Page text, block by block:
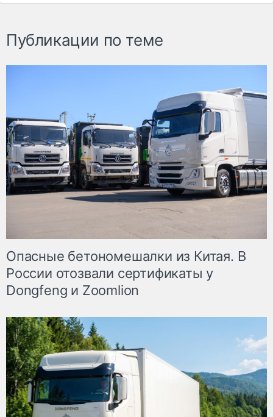
Публикации по теме
Опасные бетономешалки из Китая. В
России отозвали сертификаты у
Dongfeng и Zoomlion